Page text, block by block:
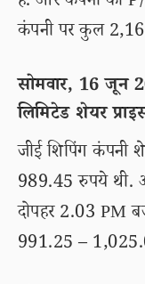
कंपनी पर कुल
सोमवार, 16 जून
लिमिटेड शेयर
जीई शिपिंग कंपनी
989.45 रुपये थी.
दोपहर 2.03 PM
991.25 –